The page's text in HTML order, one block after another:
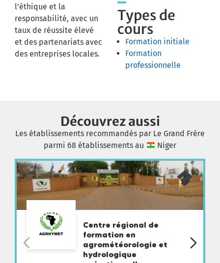
l’éthique et la
responsabilité, avec un
taux de réussite élevé
et des partenariats avec
des entreprises locales.
Types de
cours
Formation initiale
Formation
professionnelle
Découvrez aussi
Les établissements recommandés par Le Grand Frère
parmi 68 établissements au
Niger
Centre régional de
formation en
agrométéorologie et
hydrologique